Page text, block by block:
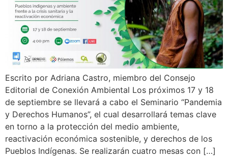
Escrito por Adriana Castro, miembro del Consejo
Editorial de Conexión Ambiental Los próximos 17 y 18
de septiembre se llevará a cabo el Seminario “Pandemia
y Derechos Humanos”, el cual desarrollará temas clave
en torno a la protección del medio ambiente,
reactivación económica sostenible, y derechos de los
Pueblos Indígenas. Se realizarán cuatro mesas con […]